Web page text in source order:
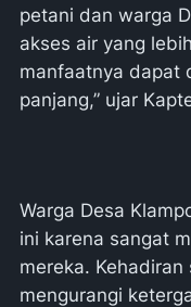
petani dan warga
akses air yang
manfaatnya dapat
panjang,” ujar
Warga Desa
ini karena sangat
mereka.
mengurangi